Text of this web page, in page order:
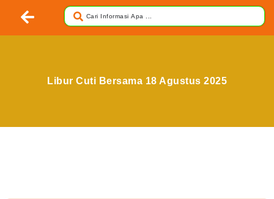
Libur Cuti Bersama 18 Agustus 2025